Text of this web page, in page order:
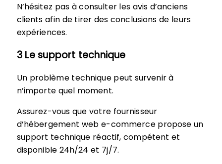
N’hésitez pas à consulter les avis d’anciens
clients afin de tirer des conclusions de leurs
expériences.
3 Le support technique
Un problème technique peut survenir à
n’importe quel moment.
Assurez-vous que votre fournisseur
d’hébergement web e-commerce propose un
support technique réactif, compétent et
disponible 24h/24 et 7j/7.